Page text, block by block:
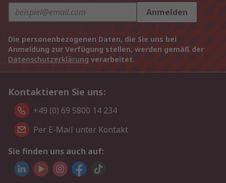
Anmelden
Die personenbezogenen Daten, die Sie uns bei
Anmeldung zur Verfügung stellen, werden gemäß der
Datenschutzerklärung verarbeitet.
Kontaktieren Sie uns:
+49 (0) 69 5800 14 234
Per E-Mail unter Kontakt
Sie finden uns auch auf: